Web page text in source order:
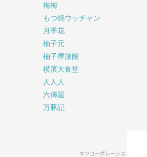
梅梅
もつ焼ウッチャン
月季花
柚子元
柚子屋旅館
横濱大食堂
人人人
六傳屋
万豚記
キワコーポレーション公式SNS